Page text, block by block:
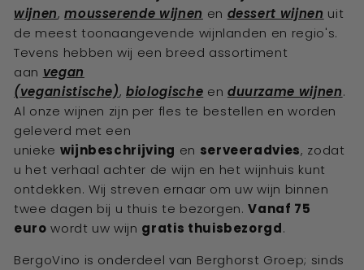
wijnen, mousserende wijnen en dessert wijnen uit
de meest toonaangevende wijnlanden en regio's.
Tevens hebben wij een breed assortiment
aan vegan
(veganistische), biologische en duurzame wijnen.
Al onze wijnen zijn per fles te bestellen en worden
geleverd met een
unieke wijnbeschrijving en serveeradvies, zodat
u het verhaal achter de wijn en het wijnhuis kunt
ontdekken. Wij streven ernaar om uw wijn binnen
twee dagen bij u thuis te bezorgen. Vanaf 75
euro wordt uw wijn gratis thuisbezorgd.
BergoVino is onderdeel van Berghorst Groep; sinds